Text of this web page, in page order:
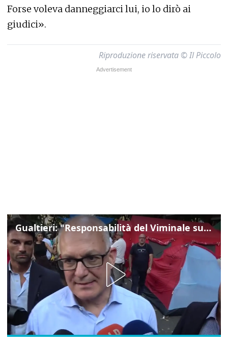
Forse voleva danneggiarci lui, io lo dirò ai
giudici».
Riproduzione riservata © Il Piccolo
Gualtieri: "Responsabilità del Viminale su Spin Time? La posizione dei partiti è nota"